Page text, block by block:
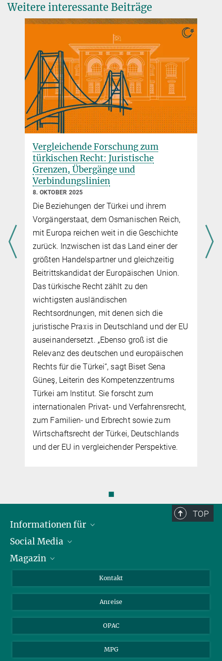
fleischer@mpipriv.de
Weitere interessante Beiträge
Vergleichende Forschung zum
türkischen Recht: Juristische
Grenzen, Übergänge und
Verbindungslinien
8. OKTOBER 2025
Die Beziehungen der Türkei und ihrem
Vorgängerstaat, dem Osmanischen Reich,
mit Europa reichen weit in die Geschichte
zurück. Inzwischen ist das Land einer der
größten Handelspartner und gleichzeitig
Beitrittskandidat der Europäischen Union.
Das türkische Recht zählt zu den
wichtigsten ausländischen
Rechtsordnungen, mit denen sich die
juristische Praxis in Deutschland und der EU
auseinandersetzt. „Ebenso groß ist die
Relevanz des deutschen und europäischen
Rechts für die Türkei“, sagt Biset Sena
Güneş, Leiterin des Kompetenzzentrums
Türkei am Institut. Sie forscht zum
internationalen Privat- und Verfahrensrecht,
zum Familien- und Erbrecht sowie zum
Wirtschaftsrecht der Türkei, Deutschlands
und der EU in vergleichender Perspektive.
◼
TOP
Informationen für
Journalist*innen
Stipendiat*innen
Social Media
LinkedIn
Magazin
Kontakt
Anreise
OPAC
MPG